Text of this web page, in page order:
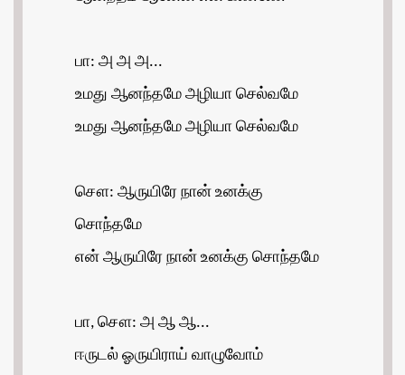
பா: அ அ அ...
உமது ஆனந்தமே அழியா செல்வமே
உமது ஆனந்தமே அழியா செல்வமே
சௌ: ஆருயிரே நான் உனக்கு
சொந்தமே
என் ஆருயிரே நான் உனக்கு சொந்தமே
பா, சௌ: அ ஆ ஆ...
ஈருடல் ஓருயிராய் வாழுவோம்